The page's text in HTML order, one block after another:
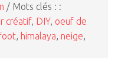
/ Mots clés : :
créatif, DIY, oeuf de
himalaya neige